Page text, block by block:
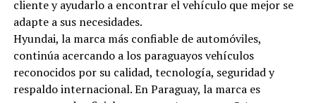
cliente y ayudarlo a encontrar el vehículo que mejor se
adapte a sus necesidades.
Hyundai, la marca más confiable de automóviles,
continúa acercando a los paraguayos vehículos
reconocidos por su calidad, tecnología, seguridad y
respaldo internacional. En Paraguay, la marca es